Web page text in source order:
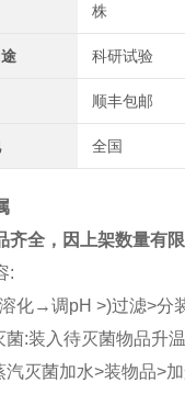
株
科研试验
顺丰包邮
全国
齐全，因上架数量有
:
化→调pH >)过滤>分
菌:装入待灭菌物品升温
汽灭菌加水>装物品>